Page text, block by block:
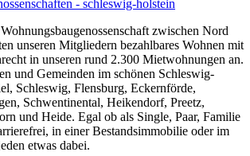
zwischen Nord
unseren Mitgliedern bezahlbares Wohnen mit
in unseren rund 2.300 Mietwohnungen an.
und Gemeinden im schönen Schleswig-
Schleswig, Flensburg, Eckernförde,
Schwentinental, Heikendorf, Preetz,
und Heide. Egal ob als Single, Paar, Familie
in einer Bestandsimmobilie oder im
etwas dabei.